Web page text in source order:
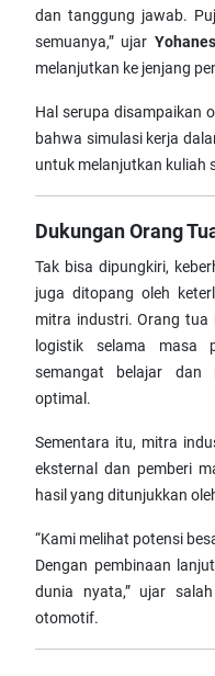
dan tanggung jawab.
semuanya,” ujar
melanjutkan ke jenjang
Hal serupa disampaikan
bahwa simulasi kerja
untuk melanjutkan kuliah
Dukungan Orang
Tak bisa dipungkiri,
juga ditopang oleh
mitra industri. Orang tua
logistik selama masa
semangat belajar dan
optimal.
Sementara itu, mitra
eksternal dan pemberi
hasil yang ditunjukkan
“Kami melihat potensi
Dengan pembinaan
dunia nyata,” ujar
otomotif.